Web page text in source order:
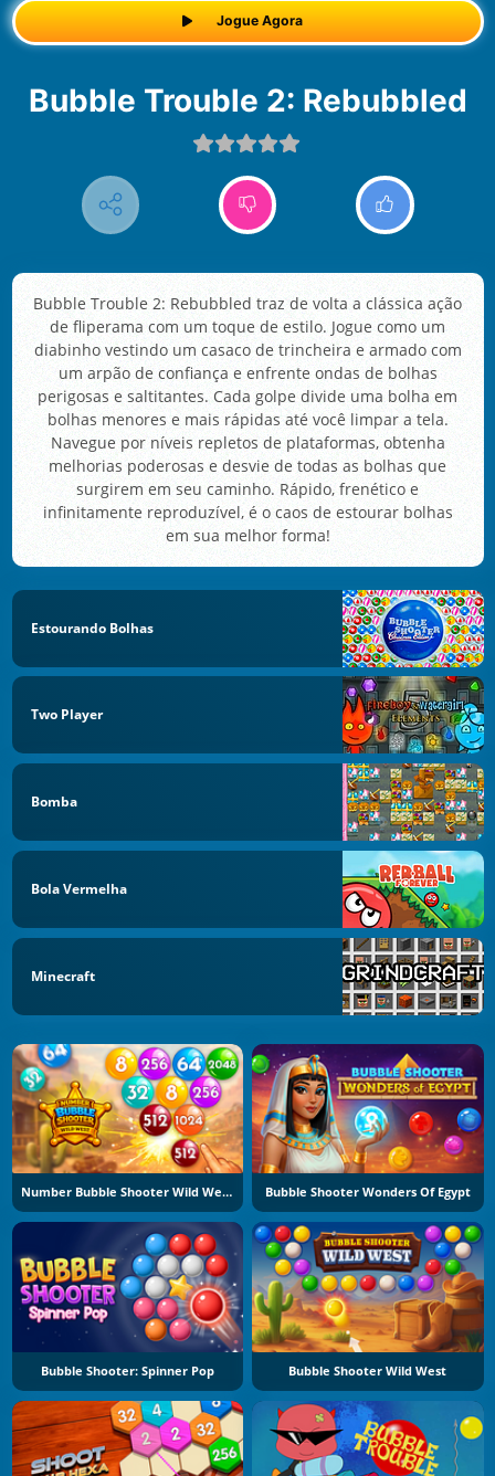
Jogue Agora
Bubble Trouble 2: Rebubbled
Bubble Trouble 2: Rebubbled traz de volta a clássica ação
de fliperama com um toque de estilo. Jogue como um
diabinho vestindo um casaco de trincheira e armado com
um arpão de confiança e enfrente ondas de bolhas
perigosas e saltitantes. Cada golpe divide uma bolha em
bolhas menores e mais rápidas até você limpar a tela.
Navegue por níveis repletos de plataformas, obtenha
melhorias poderosas e desvie de todas as bolhas que
surgirem em seu caminho. Rápido, frenético e
infinitamente reproduzível, é o caos de estourar bolhas
em sua melhor forma!
Estourando Bolhas
Two Player
Bomba
Bola Vermelha
Minecraft
Number Bubble Shooter Wild West Bubble Shooter Wonders Of Egypt
Bubble Shooter: Spinner Pop Bubble Shooter Wild West